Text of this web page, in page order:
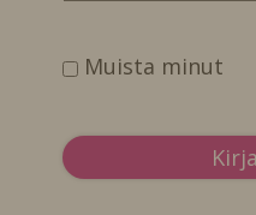
Muista minut